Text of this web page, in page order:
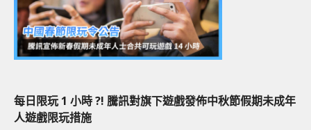
每日限玩 1 小時 ?! 騰訊對旗下遊戲發佈中秋節假期未成年
人遊戲限玩措施